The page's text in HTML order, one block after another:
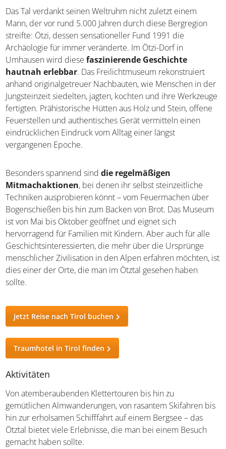
Ötzi-Dorf
Das Tal verdankt seinen Weltruhm nicht zuletzt einem
Mann, der vor rund 5.000 Jahren durch diese Bergregion
streifte: Ötzi, dessen sensationeller Fund 1991 die
Archäologie für immer veränderte. Im Ötzi-Dorf in
Umhausen wird diesefaszinierende Geschichte
hautnah erlebbar. Das Freilichtmuseum rekonstruiert
anhand originalgetreuer Nachbauten, wie Menschen in
der Jungsteinzeit siedelten, jagten, kochten und ihre
Werkzeuge fertigten. Prähistorische Hütten aus Holz und
Stein, offene Feuerstellen und authentisches Gerät
einer längst vergangenen Epoche.
Besonders spannend sinddie regelmäßigen
Mitmachaktionen, bei denen ihr selbst steinzeitliche
Techniken ausprobieren könnt – vom Feuermachen über
Bogenschießen bis hin zum Backen von Brot. Das
Museum ist von Mai bis Oktober geöffnet und eignet sich
hervorragend für Familien mit Kindern. Aber auch für alle
Geschichtsinteressierten, die mehr über die Ursprünge
menschlicher Zivilisation in den Alpen erfahren möchten,
sollte.
Traumhotel in Tirol finden
Aktivitäten
Von atemberaubenden Klettertouren bis hin zu
gemütlichen Almwanderungen, von rasantem Skifahren
bis hin zur erholsamen Schifffahrt auf einem Bergsee –